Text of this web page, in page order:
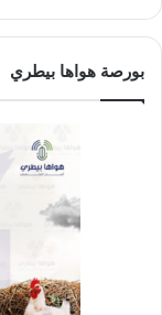
بورصة هواها بيطري